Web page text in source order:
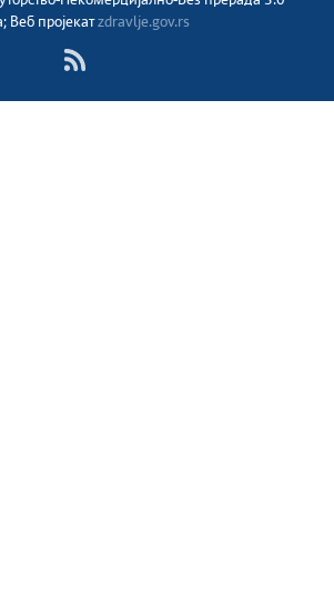
Веб пројекатzdravlje.gov.rs